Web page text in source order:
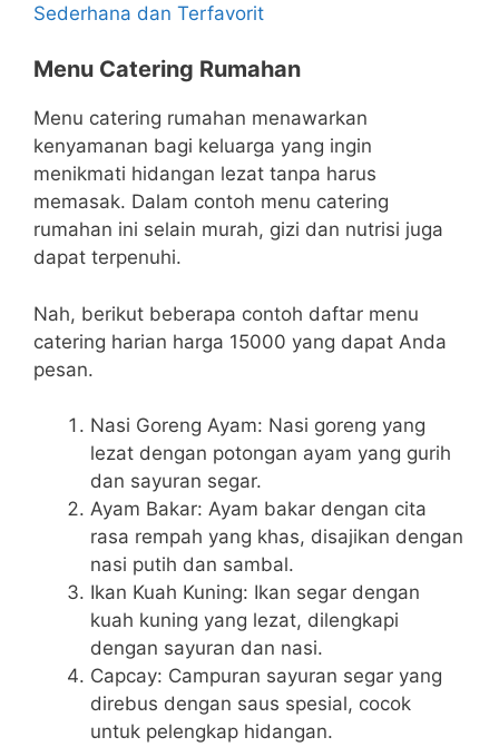
Sederhana dan Terfavorit
Menu Catering Rumahan
Menu catering rumahan menawarkan
kenyamanan bagi keluarga yang ingin
menikmati hidangan lezat tanpa harus
memasak. Dalam contoh menu catering
rumahan ini selain murah, gizi dan nutrisi juga
dapat terpenuhi.
Nah, berikut beberapa contoh daftar menu
catering harian harga 15000 yang dapat Anda
pesan.
Nasi Goreng Ayam: Nasi goreng yang
lezat dengan potongan ayam yang gurih
dan sayuran segar.
Ayam Bakar: Ayam bakar dengan cita
rasa rempah yang khas, disajikan dengan
nasi putih dan sambal.
Ikan Kuah Kuning: Ikan segar dengan
kuah kuning yang lezat, dilengkapi
dengan sayuran dan nasi.
Capcay: Campuran sayuran segar yang
direbus dengan saus spesial, cocok
untuk pelengkap hidangan.